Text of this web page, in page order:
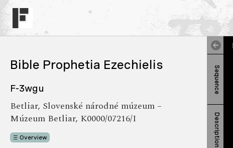
Bible Prophetia Ezechielis
F-3wgu
Betliar, Slovenské národné múzeum –
Múzeum Betliar, K0000/07216/I
Overview
Sequence
Description